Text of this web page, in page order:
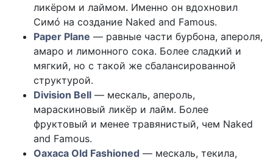
ликёром и лаймом. Именно он вдохновил
Симó на создание Naked and Famous.
Paper Plane — равные части бурбона, апероля,
амаро и лимонного сока. Более сладкий и
мягкий, но с такой же сбалансированной
структурой.
Division Bell — мескаль, апероль,
мараскиновый ликёр и лайм. Более
фруктовый и менее травянистый, чем Naked
and Famous.
Oaxaca Old Fashioned — мескаль, текила,